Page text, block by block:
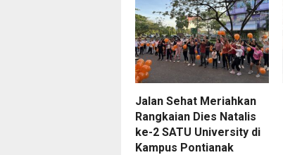
Jalan Sehat Meriahkan
Rangkaian Dies Natalis
ke-2 SATU University di
Kampus Pontianak